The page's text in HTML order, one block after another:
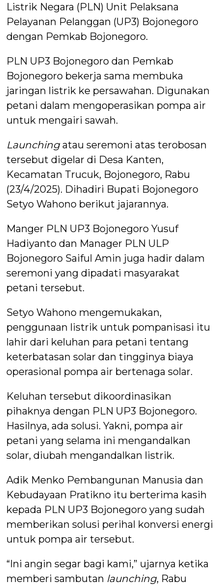
Listrik Negara (PLN) Unit Pelaksana
Pelayanan Pelanggan (UP3) Bojonegoro
dengan Pemkab Bojonegoro.
PLN UP3 Bojonegoro dan Pemkab
Bojonegoro bekerja sama membuka
jaringan listrik ke persawahan. Digunakan
petani dalam mengoperasikan pompa air
untuk mengairi sawah.
Launchingatau seremoni atas terobosan
tersebut digelar di Desa Kanten,
Kecamatan Trucuk, Bojonegoro, Rabu
(23/4/2025). Dihadiri Bupati Bojonegoro
Setyo Wahono berikut jajarannya.
Manger PLN UP3 Bojonegoro Yusuf
Hadiyanto dan Manager PLN ULP
Bojonegoro Saiful Amin juga hadir dalam
seremoni yang dipadati masyarakat
petani tersebut.
Setyo Wahono mengemukakan,
penggunaan listrik untuk pompanisasi itu
lahir dari keluhan para petani tentang
keterbatasan solar dan tingginya biaya
operasional pompa air bertenaga solar.
Keluhan tersebut dikoordinasikan
pihaknya dengan PLN UP3 Bojonegoro.
Hasilnya, ada solusi. Yakni, pompa air
petani yang selama ini mengandalkan
solar, diubah mengandalkan listrik.
Adik Menko Pembangunan Manusia dan
Kebudayaan Pratikno itu berterima kasih
kepada PLN UP3 Bojonegoro yang sudah
memberikan solusi perihal konversi energi
untuk pompa air tersebut.
“Ini angin segar bagi kami,” ujarnya ketika
memberi sambutan launching, Rabu